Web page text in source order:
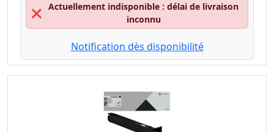
❌
Actuellement indisponible : délai de livraison
inconnu
Notification dès disponibilité